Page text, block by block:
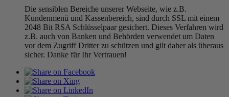
Die sensiblen Bereiche unserer Webseite, wie z.B.
Kundenmenü und Kassenbereich, sind durch SSL mit einem
2048 Bit RSA Schlüsselpaar gesichert. Dieses Verfahren wird
z.B. auch von Banken und Behörden verwendet um Daten
vor dem Zugriff Dritter zu schützen und gilt daher als überaus
sicher. Danke für Ihr Vertrauen!